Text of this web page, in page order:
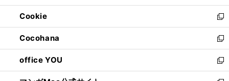
開
く
ウ
で
開
く
ン
ド
ウ
で
開
く
ウ
ィ
ン
ド
ウ
で
開
Cookie
新
し
い
ウ
ィ
ン
Cocohana
新
し
い
ウ
office YOU
新
し